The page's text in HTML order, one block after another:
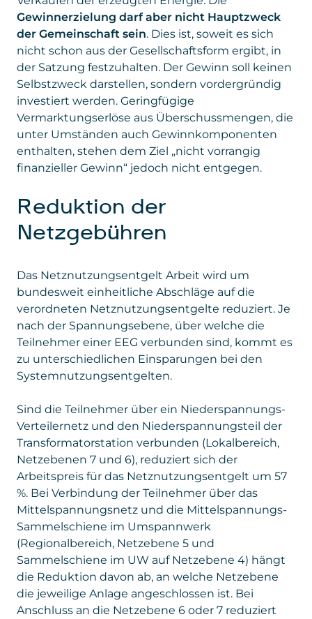
Gewinnerzielung darf aber nicht Hauptzweck
der Gemeinschaft sein. Dies ist, soweit es sich
nicht schon aus der Gesellschaftsform ergibt, in
der Satzung festzuhalten. Der Gewinn soll keinen
Selbstzweck darstellen, sondern vordergründig
investiert werden. Geringfügige
Vermarktungserlöse aus Überschussmengen, die
unter Umständen auch Gewinnkomponenten
enthalten, stehen dem Ziel „nicht vorrangig
finanzieller Gewinn“ jedoch nicht entgegen.
Reduktion der
Netzgebühren
Das Netznutzungsentgelt Arbeit wird um
bundesweit einheitliche Abschläge auf die
verordneten Netznutzungsentgelte reduziert. Je
nach der Spannungsebene, über welche die
Teilnehmer einer EEG verbunden sind, kommt es
zu unterschiedlichen Einsparungen bei den
Systemnutzungsentgelten.
Sind die Teilnehmer über ein Niederspannungs-
Verteilernetz und den Niederspannungsteil der
Transformatorstation verbunden (Lokalbereich,
Netzebenen 7 und 6), reduziert sich der
Arbeitspreis für das Netznutzungsentgelt um 57
%. Bei Verbindung der Teilnehmer über das
Mittelspannungsnetz und die Mittelspannungs-
Sammelschiene im Umspannwerk
(Regionalbereich, Netzebene 5 und
Sammelschiene im UW auf Netzebene 4) hängt
die Reduktion davon ab, an welche Netzebene
die jeweilige Anlage angeschlossen ist. Bei
Anschluss an die Netzebene 6 oder 7 reduziert